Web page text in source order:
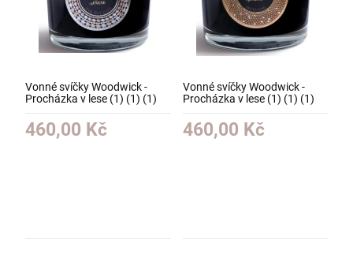
Vonné svíčky Woodwick -
Procházka v lese (1) (1) (1)
(1) (1) (1) (1) (1) (1)
460,00 Kč
Vonné svíčky Woodwick -
Procházka v lese (1) (1) (1)
(1) (1) (1) (1) (1) (1) (1)
460,00 Kč